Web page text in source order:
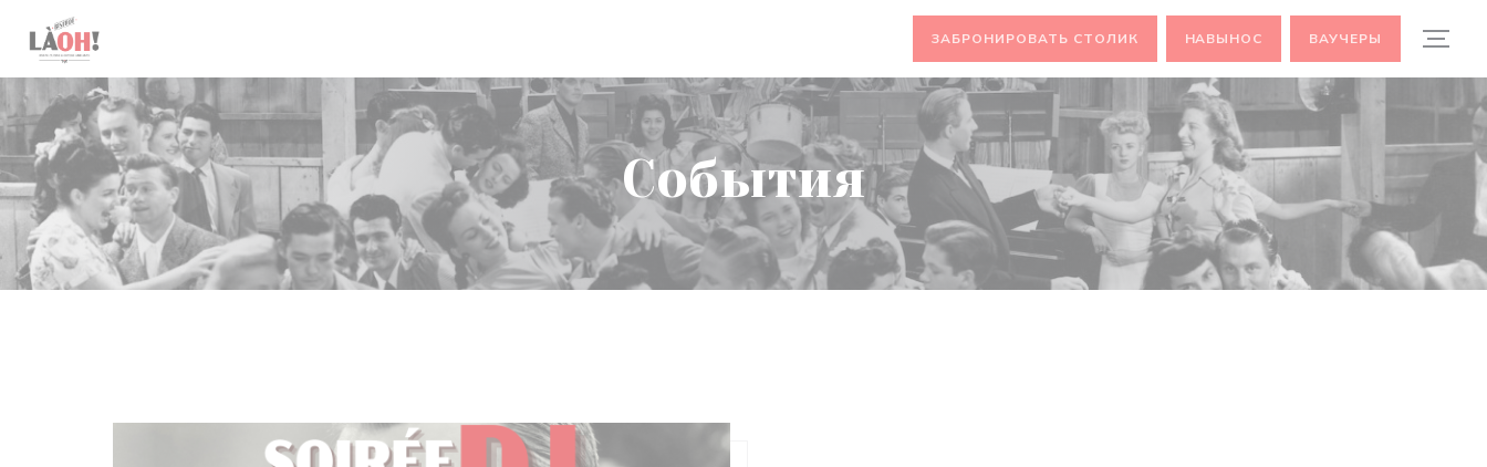
Панель управления cookies
ЗАБРОНИРОВАТЬ СТОЛИК НАВЫНОС ВАУЧЕРЫ
События